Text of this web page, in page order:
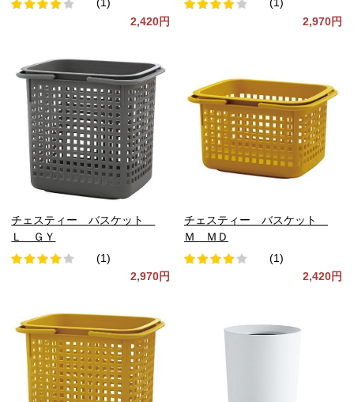
(1)
2,420円
(1)
2,970円
チェスティー バスケット
Ｌ ＧＹ
(1)
2,970円
チェスティー バスケット
Ｍ ＭＤ
(1)
2,420円